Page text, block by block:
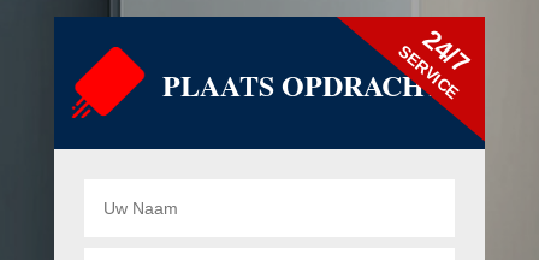
PLAATS OPDRACHT
24/7
SERVICE